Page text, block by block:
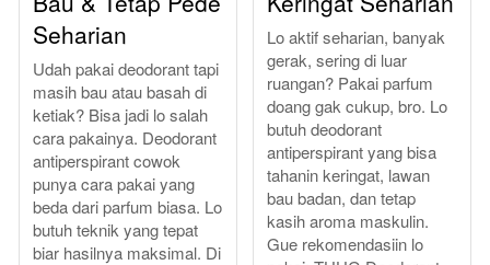
Seharian
Udah pakai deodorant tapi
masih bau atau basah di
ketiak? Bisa jadi lo salah
cara pakainya. Deodorant
antiperspirant cowok
punya cara pakai yang
beda dari parfum biasa. Lo
butuh teknik yang tepat
biar hasilnya maksimal. Di
Lo aktif seharian, banyak
gerak, sering di luar
ruangan? Pakai parfum
doang gak cukup, bro. Lo
butuh deodorant
antiperspirant yang bisa
tahanin keringat, lawan
bau badan, dan tetap
kasih aroma maskulin.
Gue rekomendasiin lo